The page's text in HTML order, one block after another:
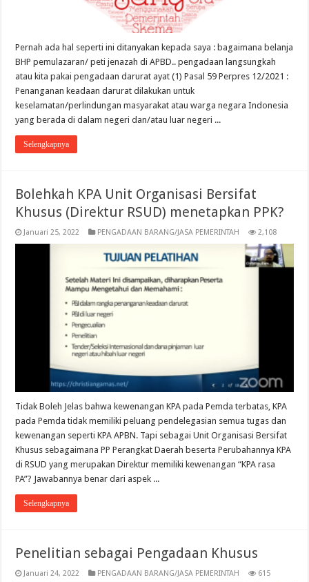
Pernah ada hal seperti ini ditanyakan kepada saya : bagaimana belanja
BHP pemulazaran/ peti jenazah di APBD.. pengadaan langsungkah
atau kita pakai pengadaan darurat ayat (1) Pasal 59 Perpres 12/2021 :
Penanganan keadaan darurat dilakukan untuk
keselamatan/perlindungan masyarakat atau warga negara Indonesia
yang berada di dalam negeri dan/atau luar negeri ...
Selengkapnya
Bolehkah KPA Unit Organisasi Bersifat
Khusus (Direktur RSUD) menetapkan PPK?
Januari 25, 2022 PENGADAAN BARANG/JASA PEMERINTAH 2,108
Tidak Boleh Jelas bahwa kewenangan KPA pada Pemda terbatas, KPA
pada Pemda tidak memiliki peluang pendelegasian semua tugas dan
kewenangan seperti KPA APBN. Tapi sebagai Unit Organisasi Bersifat
Khusus sebagaimana PP Perangkat Daerah beserta Perubahannya KPA
di RSUD yang merupakan Direktur memiliki kewenangan “KPA rasa
PA”? Jawabannya benar dari aspek ...
Selengkapnya
Penelitian sebagai Pengadaan Khusus
Januari 24, 2022 PENGADAAN BARANG/JASA PEMERINTAH 615